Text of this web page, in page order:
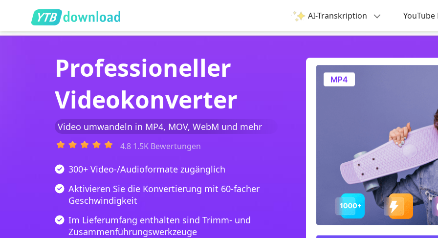
AI-Transkription YouTube
Professioneller
Videokonverter
Video umwandeln in MP4, MOV, WebM und mehr
4.8 1.5K Bewertungen
300+ Video-/Audioformate zugänglich
Aktivieren Sie die Konvertierung mit 60-facher
Geschwindigkeit
Im Lieferumfang enthalten sind Trimm- und
Zusammenführungswerkzeuge